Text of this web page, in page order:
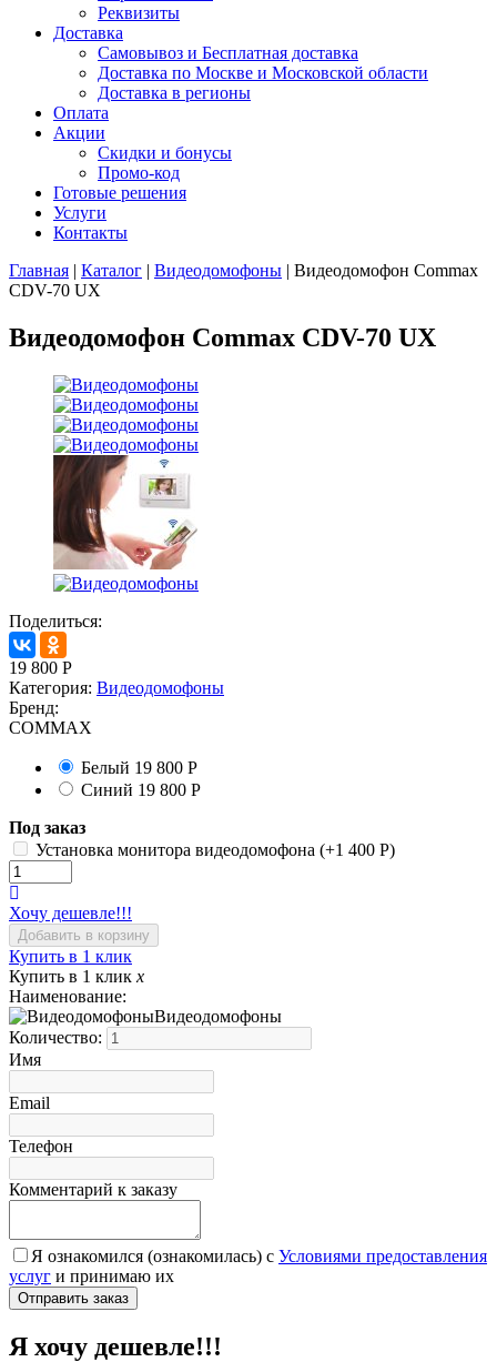
Реквизиты
Доставка
Самовывоз и Бесплатная доставка
Доставка по Москве и Московской области
Доставка в регионы
Оплата
Акции
Скидки и бонусы
Промо-код
Готовые решения
Услуги
Контакты
Главная | Каталог | Видеодомофоны | Видеодомофон Commax
CDV-70 UX
Видеодомофон Commax CDV-70 UX
Поделиться:
19 800 Р
Категория: Видеодомофоны
Бренд:
COMMAX
Белый 19 800 Р
Синий 19 800 Р
Под заказ
Установка монитора видеодомофона (+1 400 Р)
Хочу дешевле!!!
Купить в 1 клик
Купить в 1 клик x
Наименование:
Видеодомофоны
Количество:
Имя
Email
Телефон
Комментарий к заказу
Я ознакомился (ознакомилась) с Условиями предоставления
услуг и принимаю их
Я хочу дешевле!!!